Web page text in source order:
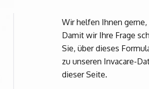
Wir helfen Ihnen
Damit wir Ihre Frage
Sie, über dieses
zu unseren Invacare-
dieser Seite.